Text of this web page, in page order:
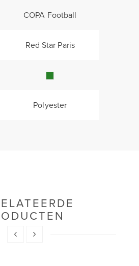
COPA Football
Red Star Paris
Polyester